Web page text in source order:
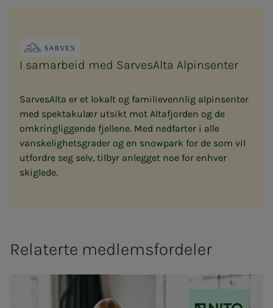
I samarbeid med Sarve­sAl­ta Al­pin­sen­ter
SarvesAlta er et lokalt og familievennlig alpinsenter
med spektakulær utsikt mot Altafjorden og de
omkringliggende fjellene. Med nedfarter i alle
vanskelighetsgrader og en snowpark for de som vil
utfordre seg selv, tilbyr anlegget noe for enhver
skiglede.
Relaterte medlemsfordeler